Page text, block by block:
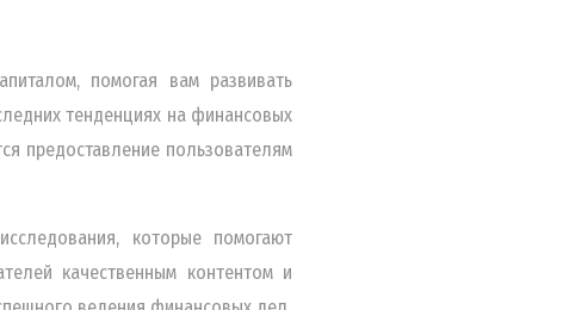
помогая вам развивать
тенденциях на финансовых
предоставление пользователям
которые помогают
качественным контентом и